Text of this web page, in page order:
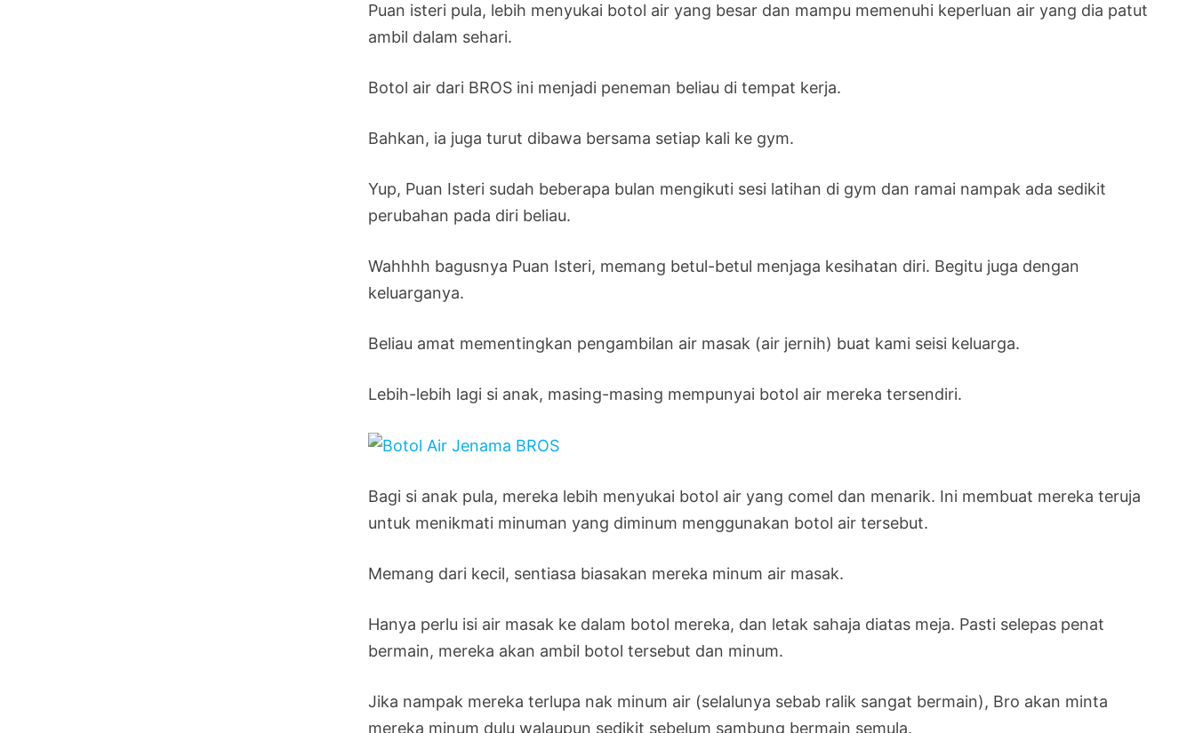
Puan isteri pula, lebih menyukai botol air yang besar dan mampu memenuhi keperluan air yang dia patut
ambil dalam sehari.
Botol air dari BROS ini menjadi peneman beliau di tempat kerja.
Bahkan, ia juga turut dibawa bersama setiap kali ke gym.
Yup, Puan Isteri sudah beberapa bulan mengikuti sesi latihan di gym dan ramai nampak ada sedikit
perubahan pada diri beliau.
Wahhhh bagusnya Puan Isteri, memang betul-betul menjaga kesihatan diri. Begitu juga dengan
keluarganya.
Beliau amat mementingkan pengambilan air masak (air jernih) buat kami seisi keluarga.
Lebih-lebih lagi si anak, masing-masing mempunyai botol air mereka tersendiri.
Bagi si anak pula, mereka lebih menyukai botol air yang comel dan menarik. Ini membuat mereka teruja
untuk menikmati minuman yang diminum menggunakan botol air tersebut.
Memang dari kecil, sentiasa biasakan mereka minum air masak.
Hanya perlu isi air masak ke dalam botol mereka, dan letak sahaja diatas meja. Pasti selepas penat
bermain, mereka akan ambil botol tersebut dan minum.
Jika nampak mereka terlupa nak minum air (selalunya sebab ralik sangat bermain), Bro akan minta
mereka minum dulu walaupun sedikit sebelum sambung bermain semula.